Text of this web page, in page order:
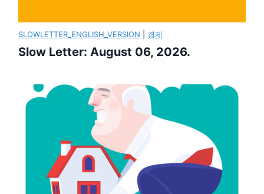
SLOWLETTER_ENGLISH_VERSION 경제
Slow Letter: August 06, 2026.